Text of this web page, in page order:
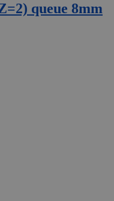
queue 8mm